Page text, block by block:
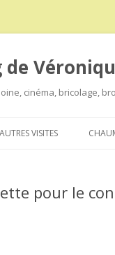
de
cinéma, bricolage,
AUTRES VISITES
pour le